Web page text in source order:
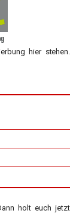
hier stehen.
holt euch jetzt